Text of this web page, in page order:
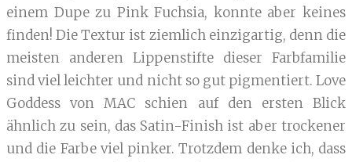
einem Dupe zu Pink Fuchsia, konnte aber keines
finden! Die Textur ist ziemlich einzigartig, denn die
meisten anderen Lippenstifte dieser Farbfamilie
sind viel leichter und nicht so gut pigmentiert. Love
Goddess von MAC schien auf den ersten Blick
ähnlich zu sein, das Satin-Finish ist aber trockener
und die Farbe viel pinker. Trotzdem denke ich, dass